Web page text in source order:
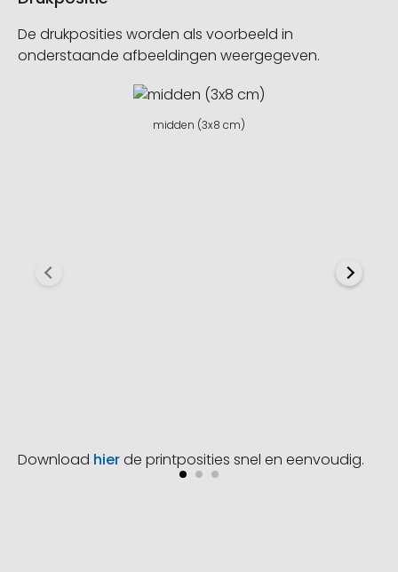
De drukposities worden als voorbeeld in
onderstaande afbeeldingen weergegeven.
midden (3x8 cm)
Download hierde printposities snel en eenvoudig.